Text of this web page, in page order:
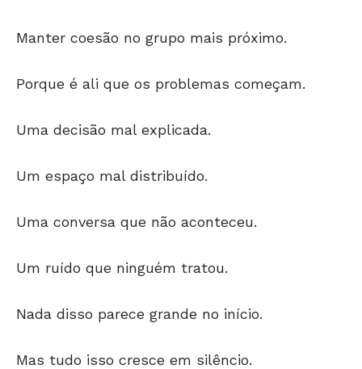
Manter coesão no grupo mais próximo.
Porque é ali que os problemas começam.
Uma decisão mal explicada.
Um espaço mal distribuído.
Uma conversa que não aconteceu.
Um ruído que ninguém tratou.
Nada disso parece grande no início.
Mas tudo isso cresce em silêncio.